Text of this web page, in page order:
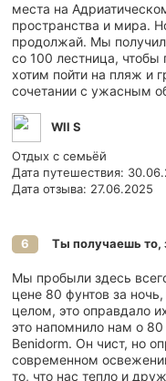
места на
пространства и мира.
продолжай. Мы
со 100 лестница,
хотим пойти на пляж и
сочетании с ужасным
Wll S
Отдых с семьёй
Дата путешествия:
Дата отзыва: 27.06.2025
6 Ты получаешь то,
Мы пробыли здесь
цене 80 фунтов за
целом, это оправдало
это напомнило нам о
Benidorm. Он чист, но
современном
то, что нас тепло и